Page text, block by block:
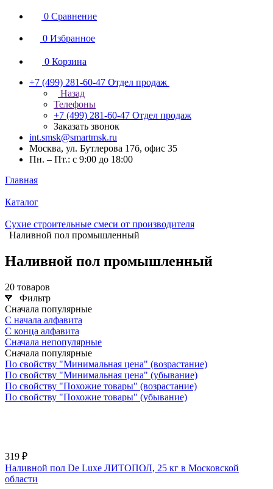
0 Сравнение
0 Избранное
0 Корзина
+7 (499) 281-60-47 Отдел продаж
Назад
Телефоны
+7 (499) 281-60-47 Отдел продаж
Заказать звонок
int.smsk@smartmsk.ru
Москва, ул. Бутлерова 17б, офис 35
Пн. – Пт.: с 9:00 до 18:00
Главная
Каталог
Сухие строительные смеси от производителя
Наливной пол промышленный
Наливной пол промышленный
20 товаров
Фильтр
Сначала популярные
С начала алфавита
С конца алфавита
Сначала непопулярные
Сначала популярные
По свойству "Минимальная цена" (возрастание)
По свойству "Минимальная цена" (убывание)
По свойству "Похожие товары" (возрастание)
По свойству "Похожие товары" (убывание)
319 ₽
Наливной пол De Luxe ЛИТОПОЛ, 25 кг в Московской
области